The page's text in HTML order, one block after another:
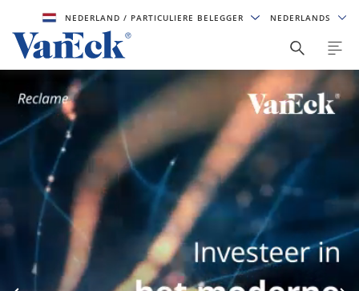
NEDERLAND/ PARTICULIERE BELEGGER NEDERLANDS